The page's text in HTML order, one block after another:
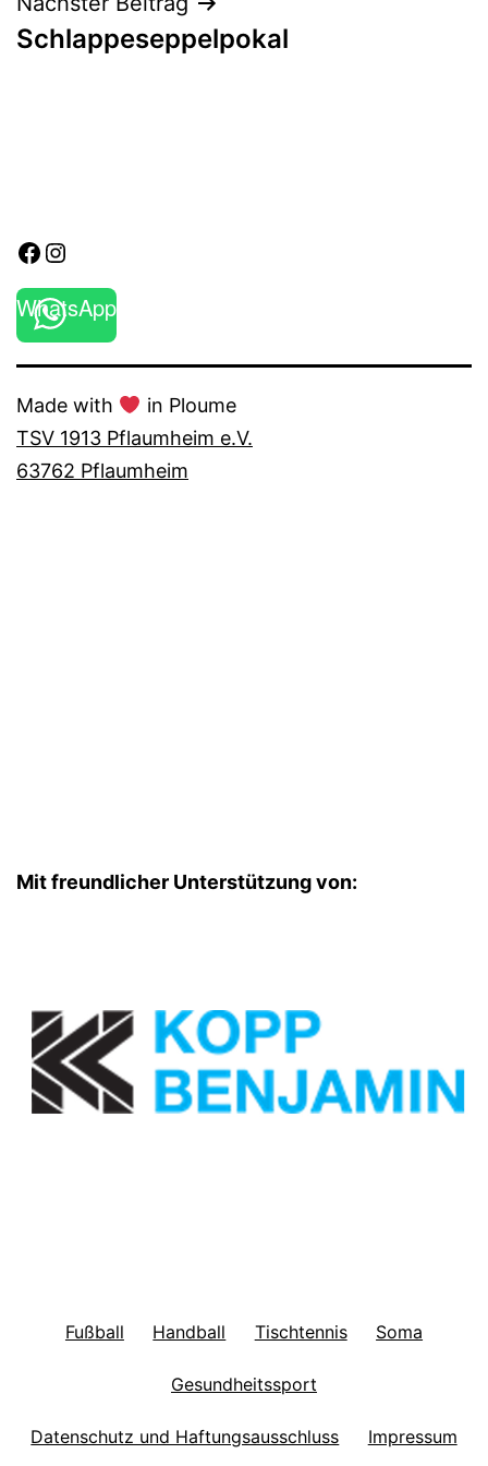
Schlappeseppelpokal
Facebook
Instagram
WhatsApp
Made with
in Ploume
TSV 1913 Pflaumheim e.V.
63762 Pflaumheim
Mit freundlicher Unterstützung von:
Fußball Handball Tischtennis Soma
Gesundheitssport
Datenschutz und Haftungsausschluss Impressum